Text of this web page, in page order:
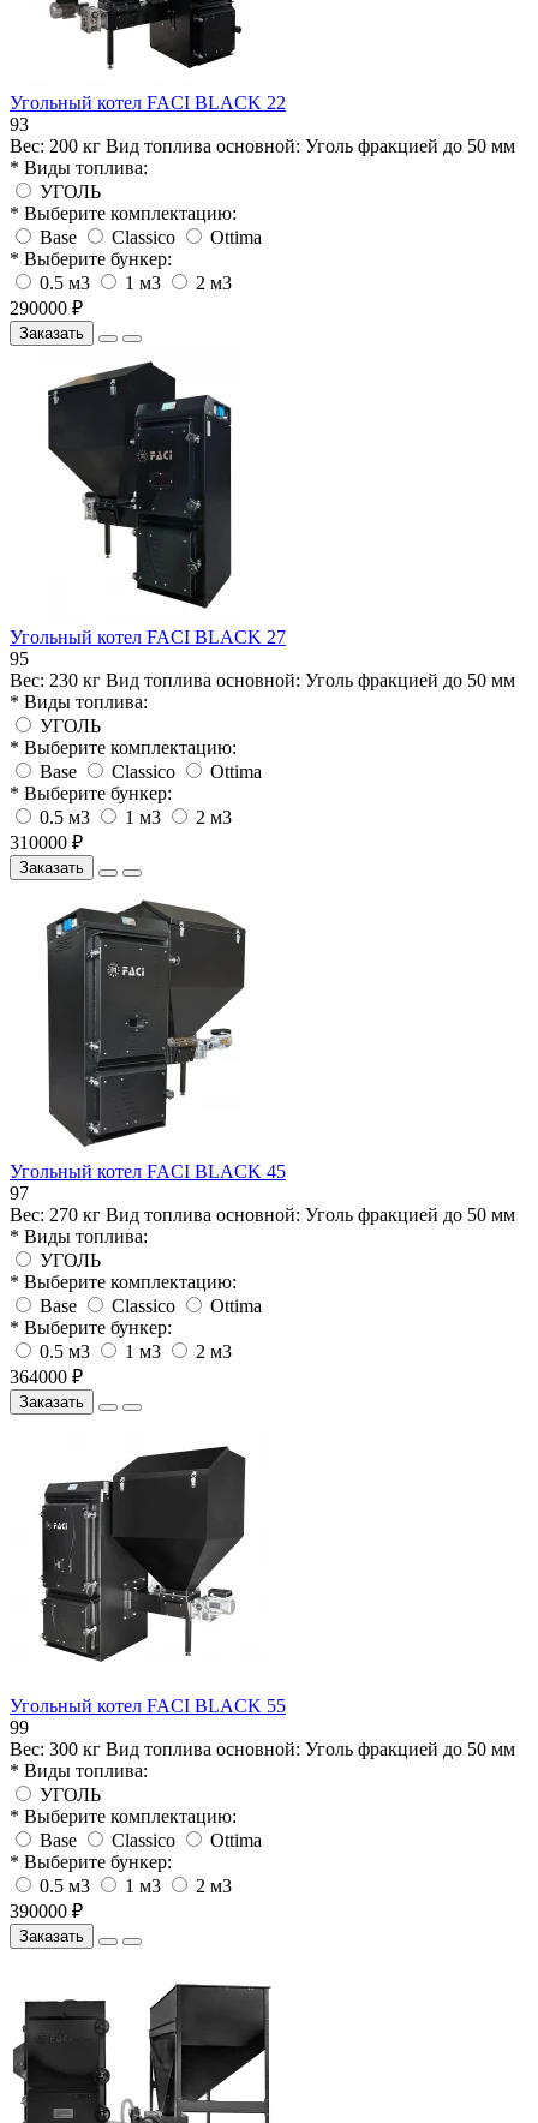
Угольный котел FACI BLACK 22
93
Вес: 200 кг Вид топлива основной: Уголь фракцией до 50 мм
* Виды топлива:
УГОЛЬ
* Выберите комплектацию:
Base
Classico
Ottima
* Выберите бункер:
0.5 м3
1 м3
2 м3
290000 ₽
Заказать
Угольный котел FACI BLACK 27
95
Вес: 230 кг Вид топлива основной: Уголь фракцией до 50 мм
* Виды топлива:
УГОЛЬ
* Выберите комплектацию:
Base
Classico
Ottima
* Выберите бункер:
0.5 м3
1 м3
2 м3
310000 ₽
Заказать
Угольный котел FACI BLACK 45
97
Вес: 270 кг Вид топлива основной: Уголь фракцией до 50 мм
* Виды топлива:
УГОЛЬ
* Выберите комплектацию:
Base
Classico
Ottima
* Выберите бункер:
0.5 м3
1 м3
2 м3
364000 ₽
Заказать
Угольный котел FACI BLACK 55
99
Вес: 300 кг Вид топлива основной: Уголь фракцией до 50 мм
* Виды топлива:
УГОЛЬ
* Выберите комплектацию:
Base
Classico
Ottima
* Выберите бункер:
0.5 м3
1 м3
2 м3
390000 ₽
Заказать